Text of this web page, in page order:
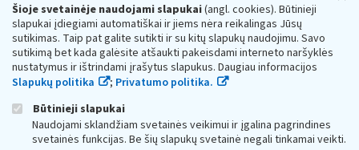
Šioje svetainėje naudojami slapukai(angl. cookies). Būtinieji
slapukai įdiegiami automatiškai ir jiems nėra reikalingas Jūsų
sutikimas. Taip pat galite sutikti ir su kitų slapukų naudojimu. Savo
sutikimą bet kada galėsite atšaukti pakeisdami interneto naršyklės
nustatymus ir ištrindami įrašytus slapukus. Daugiau informacijos
Slapukų politika
; Privatumo politika.
Būtinieji slapukai
Naudojami sklandžiam svetainės veikimui ir įgalina pagrindines
svetainės funkcijas. Be šių slapukų svetainė negali tinkamai veikti.
gyventojams:
+370 5 260 5060
Darbo laikas: I-IV 8.00-17.00, V 8.00-15.45.
Prieššventinę dieną - viena valanda trumpiau.
Kiekvieno mėnesio antrą penktadienį 8.00 val. - 12.00 val.